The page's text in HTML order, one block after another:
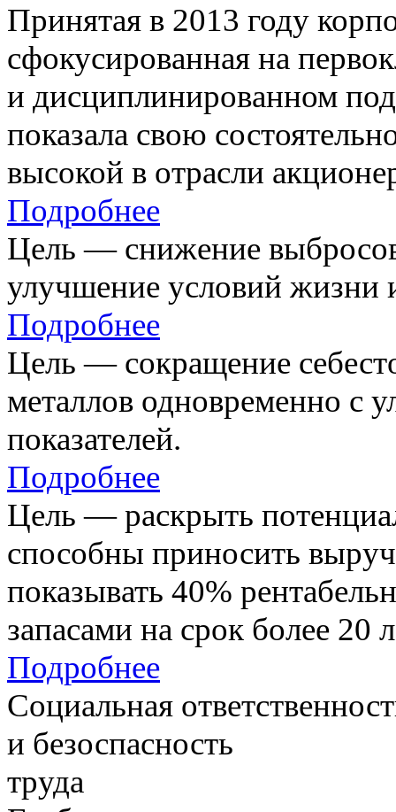
Принятая в 2013 году
сфокусированная на
и дисциплинированном
показала свою
высокой в отрасли
Подробнее
Цель — снижение
улучшение условий жизни
Подробнее
Цель — сокращение
металлов одновременно с
показателей.
Подробнее
Цель — раскрыть
способны приносить
показывать 40%
запасами на срок более 20
Подробнее
Социальная
и безоспасность
труда